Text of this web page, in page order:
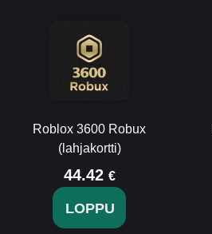
Roblox 3600 Robux
(lahjakortti)
44.42 €
LOPPU